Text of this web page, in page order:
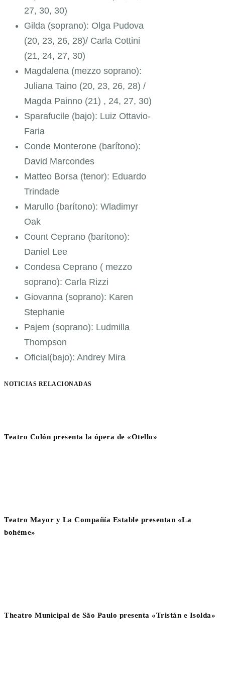
27, 30, 30)
Gilda (soprano): Olga Pudova
(20, 23, 26, 28)/ Carla Cottini
(21, 24, 27, 30)
Magdalena (mezzo soprano):
Juliana Taino (20, 23, 26, 28) /
Magda Painno (21) , 24, 27, 30)
Sparafucile (bajo): Luiz Ottavio-
Faria
Conde Monterone (barítono):
David Marcondes
Matteo Borsa (tenor): Eduardo
Trindade
Marullo (barítono): Wladimyr
Oak
Count Ceprano (barítono):
Daniel Lee
Condesa Ceprano ( mezzo
soprano): Carla Rizzi
Giovanna (soprano): Karen
Stephanie
Pajem (soprano): Ludmilla
Thompson
Oficial(bajo): Andrey Mira
NOTICIAS RELACIONADAS
Teatro Colón presenta la ópera de «Otello»
Teatro Mayor y La Compañía Estable presentan «La
bohème»
Theatro Municipal de São Paulo presenta «Tristán e Isolda»